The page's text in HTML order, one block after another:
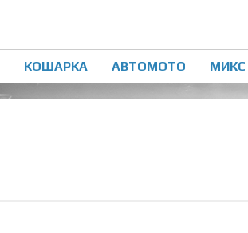
КОШАРКА АВТОМОТО МИКС